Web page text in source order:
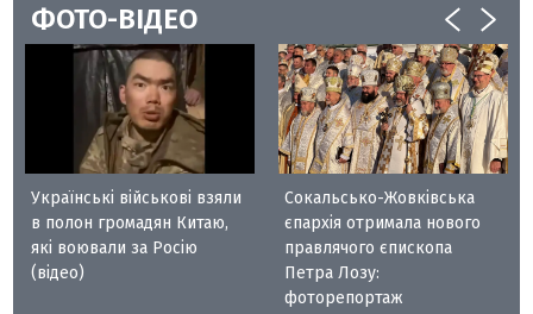
ФОТО-ВІДЕО
Українські військові взяли
в полон громадян Китаю,
які воювали за Росію
(відео)
Сокальсько-Жовківська
єпархія отримала нового
правлячого єпископа
Петра Лозу:
фоторепортаж